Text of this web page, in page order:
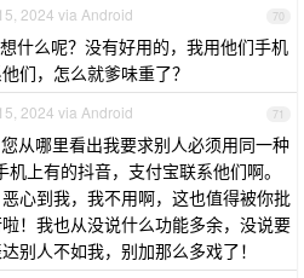
70
2024 via Android
什么呢？没有好用的，我用他们手机
们，怎么就爹味重了？
71
2024 via Android
从哪里看出我要求别人必须用同一种
上有的抖音，支付宝联系他们啊。
心到我，我不用啊，这也值得被你批
！我也从没说什么功能多余，没说要
别人不如我，别加那么多戏了！